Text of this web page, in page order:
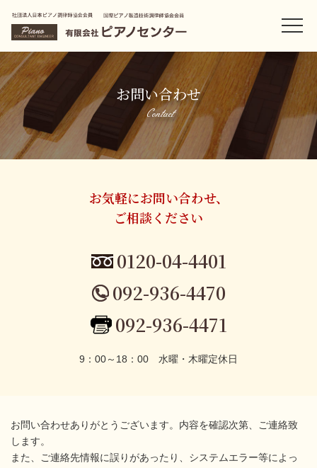
お問い合わせ
Contact
お気軽にお問い合わせ、
ご相談ください
0120-04-4401
092-936-4470
092-936-4471
9：00～18：00 水曜・木曜定休日
お問い合わせありがとうございます。内容を確認次第、ご連絡致
します。
また、ご連絡先情報に誤りがあったり、システムエラー等によっ